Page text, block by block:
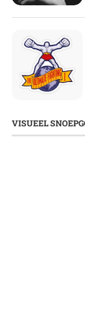
VISUEEL